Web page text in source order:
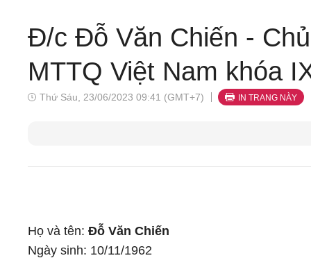
Đ/c Đỗ Văn Chiến -
MTTQ Việt Nam khóa
Thứ Sáu, 23/06/2023 09:41 (GMT+7) IN TRANG NÀY
Họ và tên: Đỗ Văn Chiến
Ngày sinh: 10/11/1962